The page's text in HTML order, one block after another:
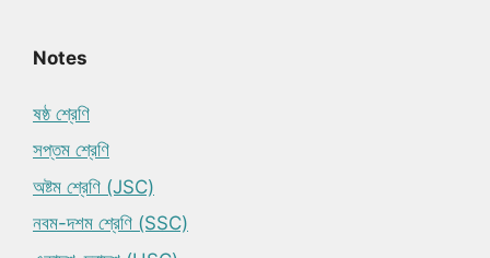
Notes
ষষ্ঠ শ্রেণি
সপ্তম শ্রেণি
অষ্টম শ্রেণি (JSC)
নবম-দশম শ্রেণি (SSC)